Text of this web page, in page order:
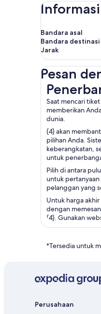
Bandara asal
Bandara destinasi
Jarak
Pesan
Saat mencari
memberikan
dunia.
{4} akan
pilihan Anda.
keberangkatan,
untuk
Pilih di antara
untuk
pelanggan yang
Untuk harga
dengan
{4}. Gunakan
Penerbangan
*Tersedia untuk
Perusahaan